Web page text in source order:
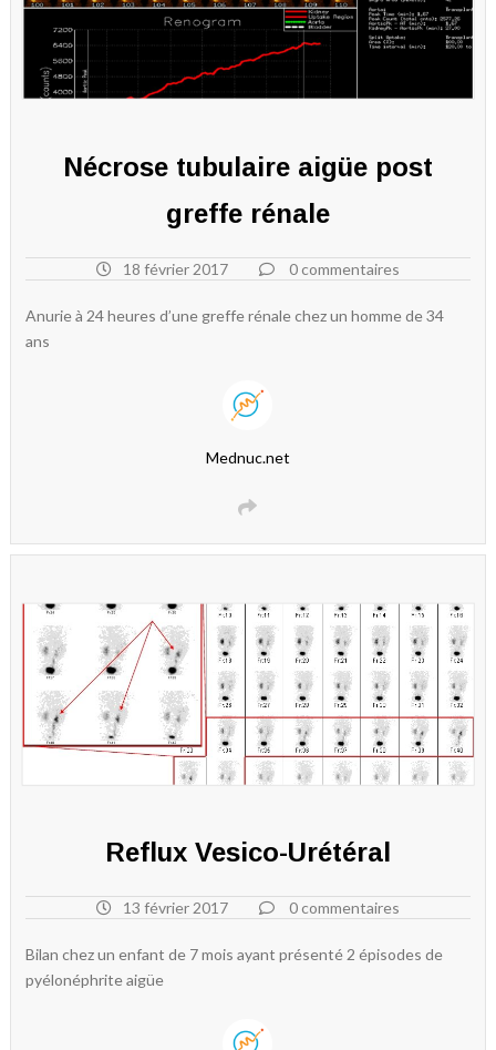
Nécrose tubulaire aigüe post
greffe rénale
18 février 2017 0 commentaires
Anurie à 24 heures d’une greffe rénale chez un homme de 34
ans
Mednuc.net
Reflux Vesico-Urétéral
13 février 2017 0 commentaires
Bilan chez un enfant de 7 mois ayant présenté 2 épisodes de
pyélonéphrite aigüe